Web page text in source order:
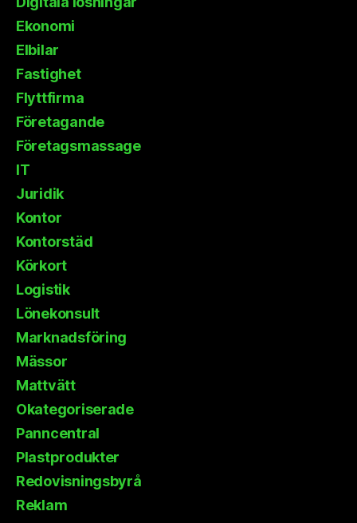
Ekonomi
Elbilar
Fastighet
Flyttfirma
Företagande
Företagsmassage
IT
Juridik
Kontor
Kontorstäd
Körkort
Logistik
Lönekonsult
Marknadsföring
Mässor
Mattvätt
Okategoriserade
Panncentral
Plastprodukter
Redovisningsbyrå
Reklam